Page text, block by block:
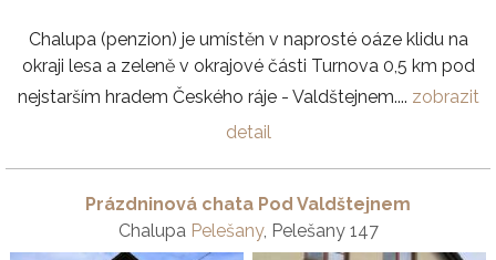
Chalupa (penzion) je umístěn v naprosté oáze klidu na
okraji lesa a zeleně v okrajové části Turnova 0,5 km pod
nejstarším hradem Českého ráje - Valdštejnem.... zobrazit
detail
Prázdninová chata Pod Valdštejnem
Chalupa Pelešany, Pelešany 147